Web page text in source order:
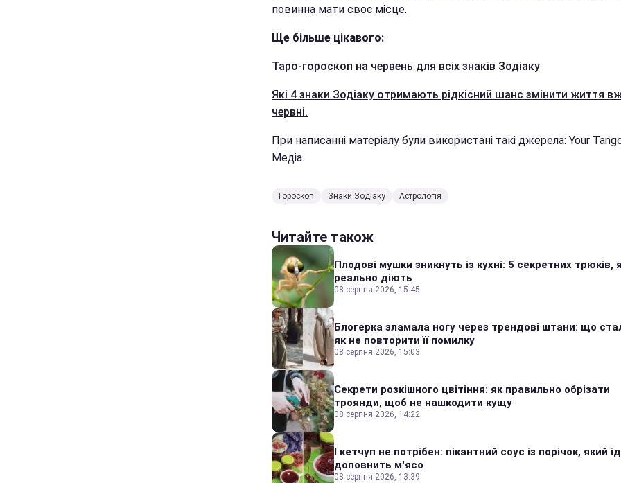
повинна мати своє місце.
Ще більше цікавого:
Таро-гороскоп на червень для всіх знаків Зодіаку
Які 4 знаки Зодіаку отримають рідкісний шанс змінити життя
червні.
При написанні матеріалу були використані такі джерела: Your
Медіа.
Гороскоп Знаки Зодіаку Астрологія
Читайте також
Плодові мушки зникнуть із кухні: 5 секретних трюків,
реально діють
08 серпня 2026, 15:45
Блогерка зламала ногу через трендові штани: що
як не повторити її помилку
08 серпня 2026, 15:03
Секрети розкішного цвітіння: як правильно обрізати
троянди, щоб не нашкодити кущу
08 серпня 2026, 14:22
І кетчуп не потрібен: пікантний соус із порічок, який
доповнить м'ясо
08 серпня 2026, 13:39